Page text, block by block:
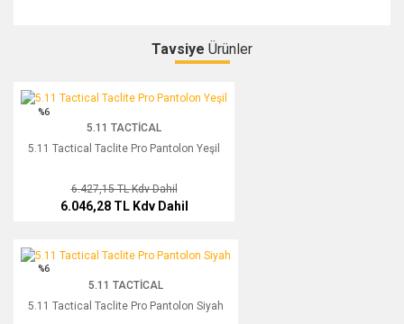
Yorum Yaz
Tavsiye Ürünler
5.11 Tactical Taclite Pro Pantolon Yeşil
%6
5.11 TACTICAL
5.11 Tactical Taclite Pro Pantolon Yeşil
6.427,15 TLKdv Dahil
6.046,28 TL Kdv Dahil
5.11 Tactical Taclite Pro Pantolon Siyah
%6
5.11 TACTICAL
5.11 Tactical Taclite Pro Pantolon Siyah